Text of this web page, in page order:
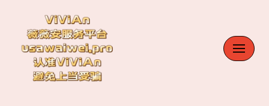
Skip
content